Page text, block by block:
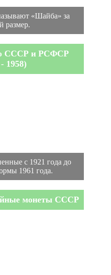
«Шайба» за
размер.
СССР и РСФСР
1958)
с 1921 года до
1961 года.
монеты СССР